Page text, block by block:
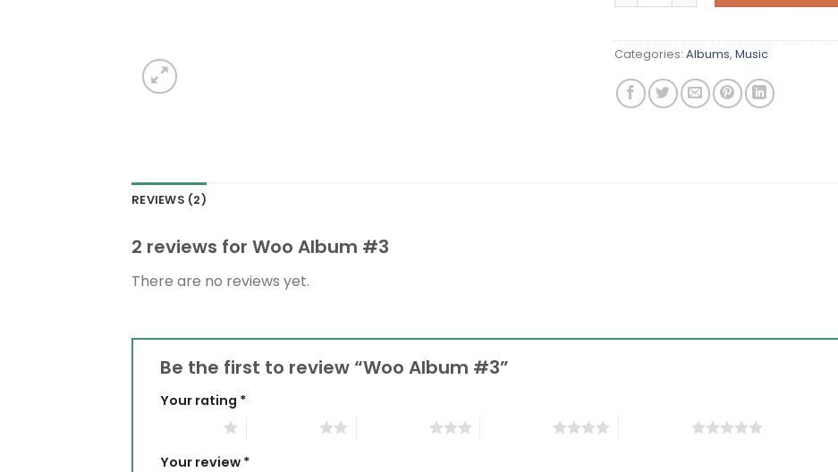
Categories: Albums, Music
REVIEWS (2)
2 reviews for Woo Album #3
There are no reviews yet.
Be the first to review “Woo Album #3”
Your rating *
Your review *